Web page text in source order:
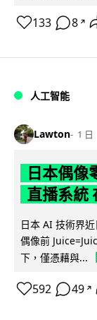
133 8 ↗
人工智能
Lawton 1 日
日本偶像
直播系統
日本 AI 技術界
偶像前
下，僅憑藉與...
592 49 ↗